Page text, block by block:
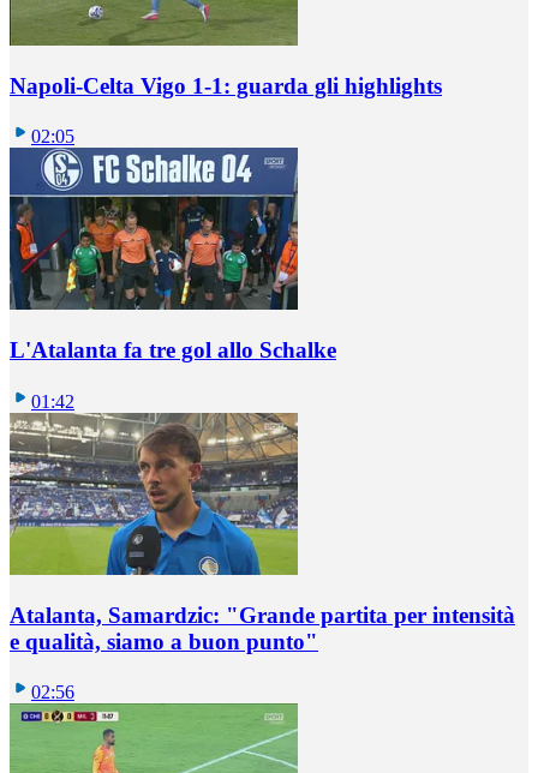
Napoli-Celta Vigo 1-1: guarda gli highlights
02:05
L'Atalanta fa tre gol allo Schalke
01:42
Atalanta, Samardzic: "Grande partita per intensità
e qualità, siamo a buon punto"
02:56